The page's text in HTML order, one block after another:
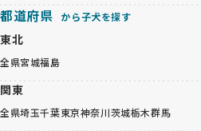
都道府県 から子犬を探す
東北
全県宮城福島
関東
全県埼玉千葉東京神奈川茨城栃木群馬